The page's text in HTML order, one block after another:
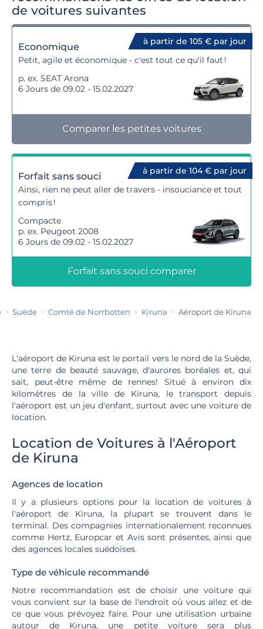
de voitures suivantes
à partir de 105 € par jour
Economique
Petit, agile et économique - c'est tout ce qu'il faut !
p. ex. SEAT Arona
6 Jours de 09.02 - 15.02.2027
Comparer les petites voitures
à partir de 104 € par jour
Forfait sans souci
Ainsi, rien ne peut aller de travers - insouciance et tout
compris !
Compacte
p. ex. Peugeot 2008
6 Jours de 09.02 - 15.02.2027
Forfait sans souci comparer
Suède Comté de Norrbotten Kiruna Aéroport de Kiruna
L'aéroport de Kiruna est le portail vers le nord de la Suède,
une terre de beauté sauvage, d'aurores boréales et, qui
sait, peut-être même de rennes! Situé à environ dix
kilomètres de la ville de Kiruna, le transport depuis
l'aéroport est un jeu d'enfant, surtout avec une voiture de
location.
Location de Voitures à l'Aéroport
de Kiruna
Agences de location
Il y a plusieurs options pour la location de voitures à
l'aéroport de Kiruna, la plupart se trouvent dans le
terminal. Des compagnies internationalement reconnues
comme Hertz, Europcar et Avis sont présentes, ainsi que
des agences locales suédoises.
Type de véhicule recommandé
Notre recommandation est de choisir une voiture qui
vous convient sur la base de l'endroit où vous allez et de
ce que vous prévoyez faire. Pour une utilisation urbaine
autour de Kiruna, une petite voiture sera plus